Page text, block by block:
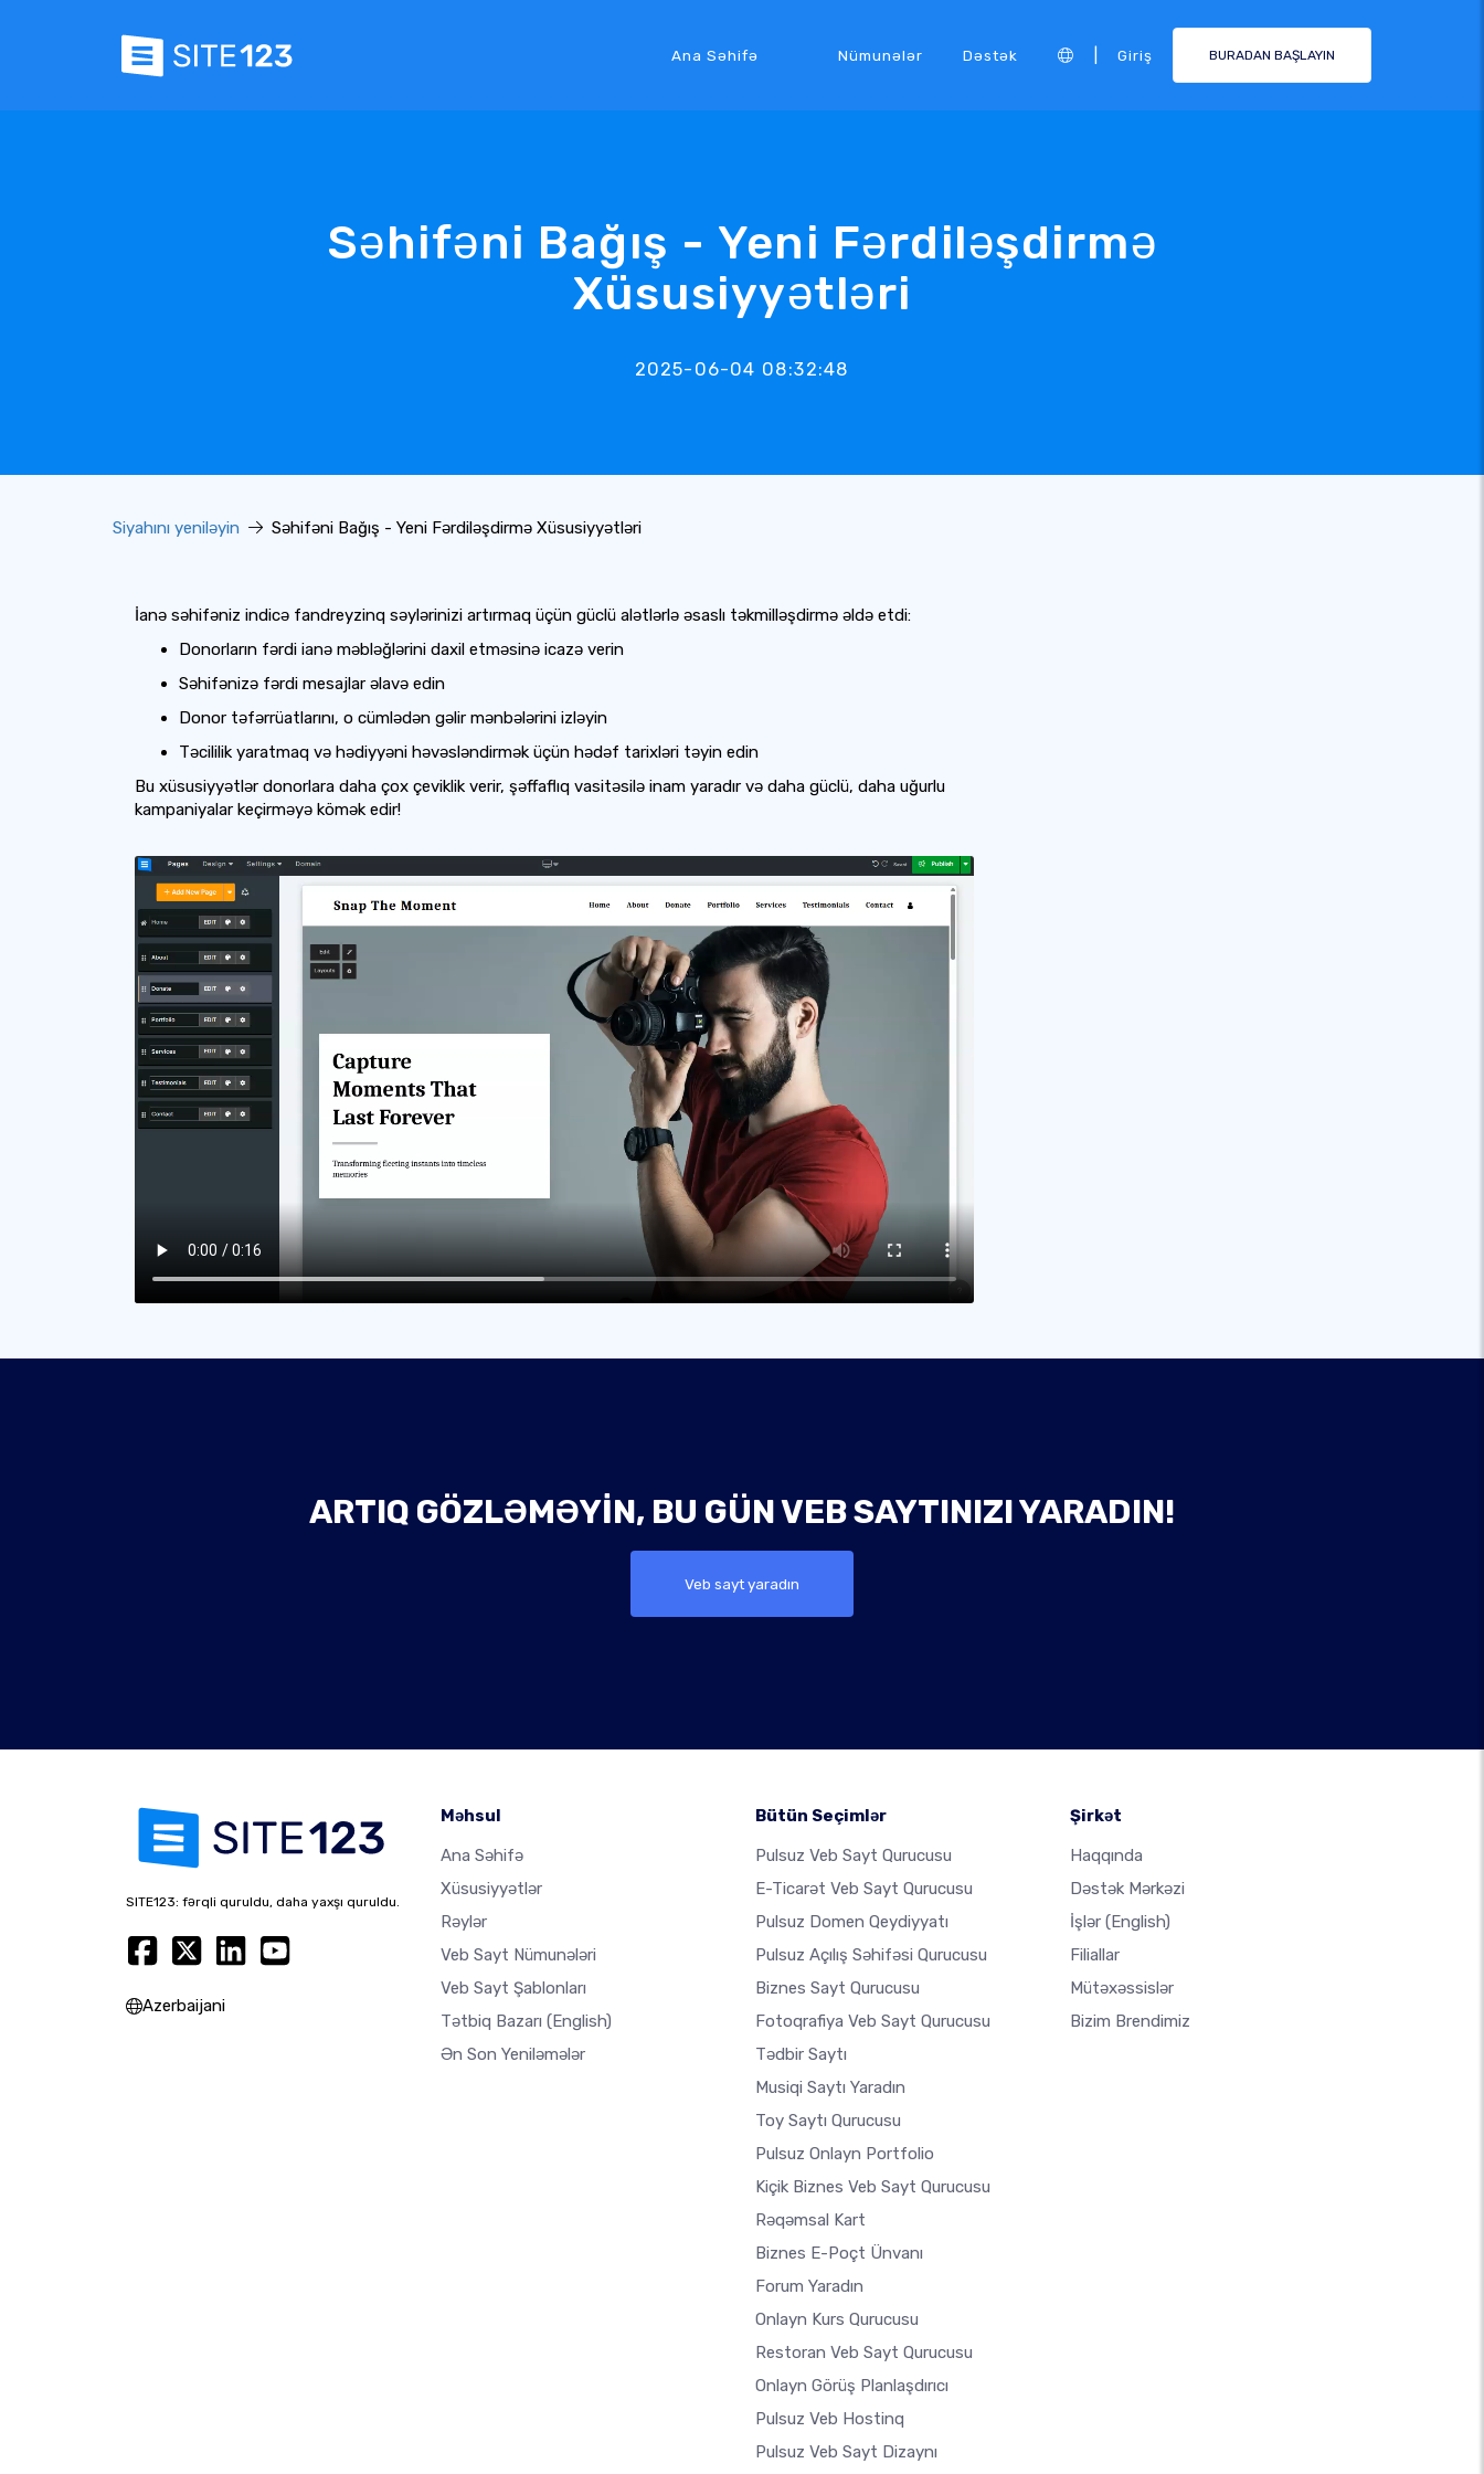
Ana Səhifə Nümunələr Dəstək Giriş BURADAN BAŞLAYIN
Səhifəni Bağış - Yeni Fərdiləşdirmə
Xüsusiyyətləri
2025-06-04 08:32:48
Siyahını yeniləyin Səhifəni Bağış - Yeni Fərdiləşdirmə Xüsusiyyətləri
İanə səhifəniz indicə fandreyzinq səylərinizi artırmaq üçün güclü alətlərlə əsaslı təkmilləşdirmə əldə etdi:
Donorların fərdi ianə məbləğlərini daxil etməsinə icazə verin
Səhifənizə fərdi mesajlar əlavə edin
Donor təfərrüatlarını, o cümlədən gəlir mənbələrini izləyin
Təcililik yaratmaq və hədiyyəni həvəsləndirmək üçün hədəf tarixləri təyin edin
Bu xüsusiyyətlər donorlara daha çox çeviklik verir, şəffaflıq vasitəsilə inam yaradır və daha güclü, daha uğurlu
kampaniyalar keçirməyə kömək edir!
ARTIQ GÖZLƏMƏYIN, BU GÜN VEB SAYTINIZI YARADIN!
Veb sayt yaradın
SITE123: fərqli quruldu, daha yaxşı quruldu.
Azerbaijani
Məhsul
Ana Səhifə
Xüsusiyyətlər
Rəylər
Veb Sayt Nümunələri
Veb Sayt Şablonları
Tətbiq Bazarı (English)
Ən Son Yeniləmələr
Bütün Seçimlər
Pulsuz Veb Sayt Qurucusu
E-Ticarət Veb Sayt Qurucusu
Pulsuz Domen Qeydiyyatı
Pulsuz Açılış Səhifəsi Qurucusu
Biznes Sayt Qurucusu
Fotoqrafiya Veb Sayt Qurucusu
Tədbir Saytı
Musiqi Saytı Yaradın
Toy Saytı Qurucusu
Pulsuz Onlayn Portfolio
Kiçik Biznes Veb Sayt Qurucusu
Rəqəmsal Kart
Biznes E-Poçt Ünvanı
Forum Yaradın
Onlayn Kurs Qurucusu
Restoran Veb Sayt Qurucusu
Onlayn Görüş Planlaşdırıcı
Pulsuz Veb Hostinq
Pulsuz Veb Sayt Dizaynı
Şirkət
Haqqında
Dəstək Mərkəzi
İşlər (English)
Filiallar
Mütəxəssislər
Bizim Brendimiz